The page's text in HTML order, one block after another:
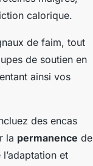
calorique.
de faim, tout
de soutien en
ainsi vos
des encas
la permanence de
et